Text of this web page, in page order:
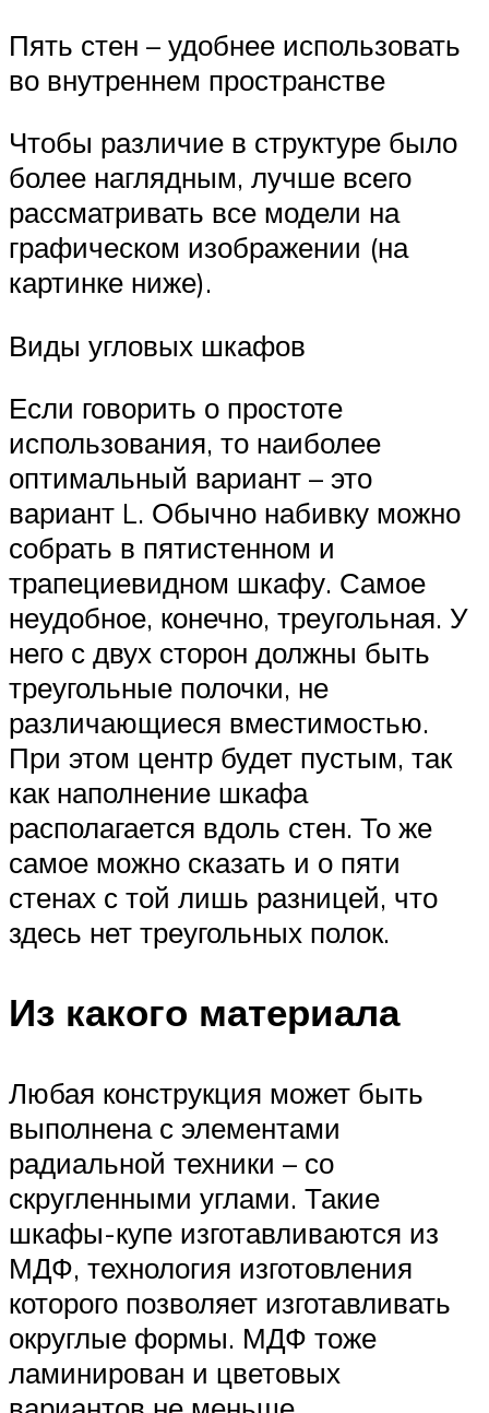
Пять стен – удобнее использовать
во внутреннем пространстве
Чтобы различие в структуре было
более наглядным, лучше всего
рассматривать все модели на
графическом изображении (на
картинке ниже).
Виды угловых шкафов
Если говорить о простоте
использования, то наиболее
оптимальный вариант – это
вариант L. Обычно набивку можно
собрать в пятистенном и
трапециевидном шкафу. Самое
неудобное, конечно, треугольная. У
него с двух сторон должны быть
треугольные полочки, не
различающиеся вместимостью.
При этом центр будет пустым, так
как наполнение шкафа
располагается вдоль стен. То же
самое можно сказать и о пяти
стенах с той лишь разницей, что
здесь нет треугольных полок.
Из какого материала
Любая конструкция может быть
выполнена с элементами
радиальной техники – со
скругленными углами. Такие
шкафы-купе изготавливаются из
МДФ, технология изготовления
которого позволяет изготавливать
округлые формы. МДФ тоже
ламинирован и цветовых